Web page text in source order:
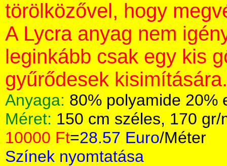
törölközővel, hogy
A Lycra anyag nem
leginkább csak egy kis
gyűrődesek kisimítására.
Anyaga: 80% polyamide 20%
Méret: 150 cm széles, 170 gr/
10000 Ft=28.57 Euro/Méter
Színek nyomtatása